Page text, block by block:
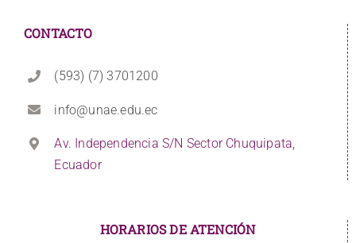
CONTACTO
(593) (7) 3701200
info@unae.edu.ec
Av. Independencia S/N Sector Chuquipata,
Ecuador
HORARIOS DE ATENCIÓN